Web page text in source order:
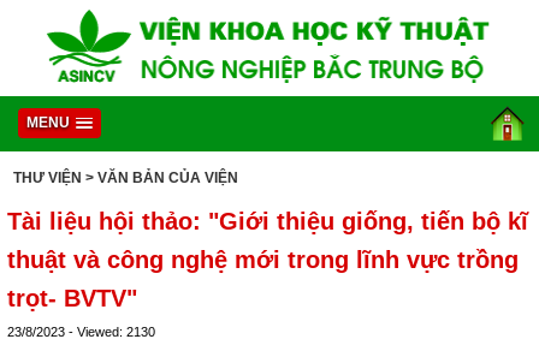
MENU
THƯ VIỆN > VĂN BẢN CỦA VIỆN
Tài liệu hội thảo: "Giới thiệu giống, tiến bộ kĩ
thuật và công nghệ mới trong lĩnh vực trồng
trọt- BVTV"
23/8/2023 - Viewed: 2130